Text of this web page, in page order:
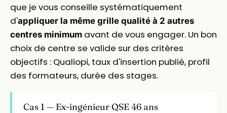
que je vous conseille systématiquement
d'appliquer la même grille qualité à 2 autres
centres minimum avant de vous engager. Un bon
choix de centre se valide sur des critères
objectifs : Qualiopi, taux d'insertion publié, profil
des formateurs, durée des stages.
Cas 1 — Ex-ingénieur QSE 46 ans